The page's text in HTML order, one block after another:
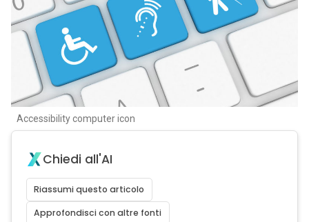
Accessibility computer icon
Chiedi all'AI
Riassumi questo articolo
Approfondisci con altre fonti